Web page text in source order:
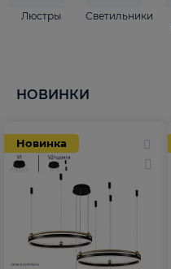
Люстры Светильники
НОВИНКИ
Новинка